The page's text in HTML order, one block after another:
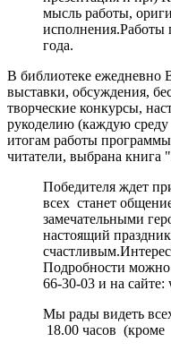
мысль работы,
исполнения.Работы
года.
В библиотеке ежедневно
выставки, обсуждения,
творческие конкурсы,
рукоделию (каждую среду
итогам работы
читатели, выбрана книга
Победителя ждет
всех станет
замечательными
настоящий
Подробности можно
66-30-03 и на сайте:
Мы рады видеть
18.00 часов (кроме